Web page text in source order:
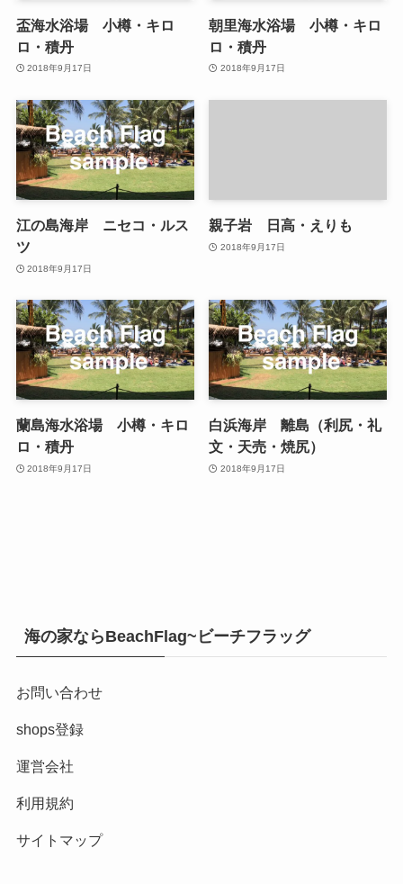
盃海水浴場 小樽・キロ
ロ・積丹
2018年9月17日
朝里海水浴場 小樽・キロ
ロ・積丹
2018年9月17日
江の島海岸 ニセコ・ルス
ツ
2018年9月17日
親子岩 日高・えりも
2018年9月17日
蘭島海水浴場 小樽・キロ
ロ・積丹
2018年9月17日
白浜海岸 離島（利尻・礼
文・天売・焼尻）
2018年9月17日
海の家ならBeachFlag~ビーチフラッグ
お問い合わせ
shops登録
運営会社
利用規約
サイトマップ